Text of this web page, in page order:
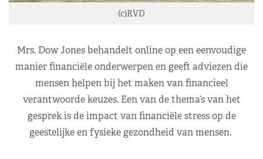
(c)RVD
Mrs. Dow Jones behandelt online op een eenvoudige
manier financiële onderwerpen en geeft adviezen die
mensen helpen bij het maken van financieel
verantwoorde keuzes. Een van de thema’s van het
gesprek is de impact van financiële stress op de
geestelijke en fysieke gezondheid van mensen.